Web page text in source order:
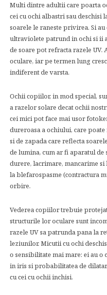
Multi dintre adultii care poarta
cei cu ochi albastri sau deschisi
soarele le raneste privirea. Si
ultraviolete patrund in ochi si ii
de soare pot refracta razele
oculare, iar pe termen lung
indiferent de varsta.
Ochii copiilor, in mod special,
a razelor solare decat ochii
cei mici pot face mai usor
dureroasa a ochiului, care
si de zapada care reflecta
de lumina, cum ar fi aparatul de
durere, lacrimare, mancarime
la blefarospasme (contractura
orbire.
Vederea copiilor trebuie
structurile lor oculare sunt
razele UV sa patrunda pana la
leziunilor. Micutii cu ochi
o sensibilitate mai mare: ei au o
in iris si probabilitatea de
cu cei cu ochii inchisi.